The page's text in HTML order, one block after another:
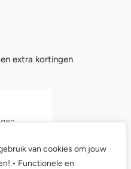
van cookies om jouw
• Functionele en
extra kortingen